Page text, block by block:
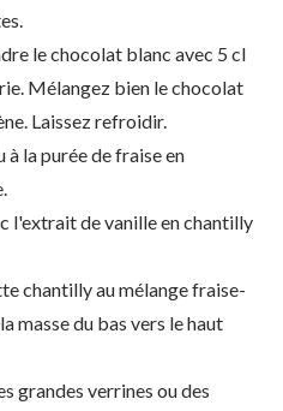
le chocolat blanc avec 5 cl
Mélangez bien le chocolat
Laissez refroidir.
la purée de fraise en
l'extrait de vanille en chantilly
chantilly au mélange fraise-
masse du bas vers le haut
grandes verrines ou des